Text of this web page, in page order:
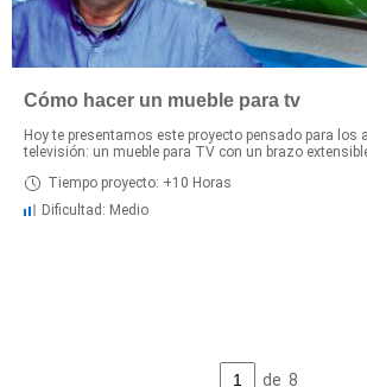
Cómo hacer un mueble para tv
Hoy te presentamos este proyecto pensado para los
televisión: un mueble para TV con un brazo extensible
Tiempo proyecto: +10 Horas
Dificultad: Medio
de 8